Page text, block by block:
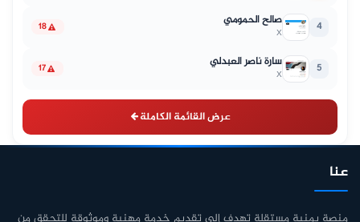
4 صالح الحمومي
X
18
5 سارة ناصر العبدلي
X
17
عرض القائمة الكاملة
عنا